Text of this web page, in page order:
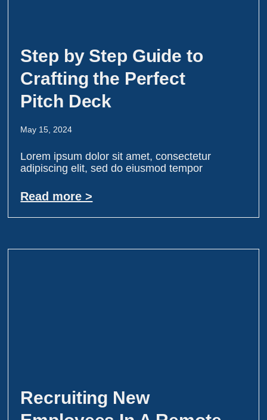
Step by Step Guide to
Crafting the Perfect
Pitch Deck
May 15, 2024
Lorem ipsum dolor sit amet, consectetur
adipiscing elit, sed do eiusmod tempor
Read more >
Recruiting New